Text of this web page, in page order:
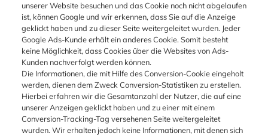
unserer Website besuchen und das Cookie noch nicht abgelaufen
ist, können Google und wir erkennen, dass Sie auf die Anzeige
geklickt haben und zu dieser Seite weitergeleitet wurden. Jeder
Google Ads-Kunde erhält ein anderes Cookie. Somit besteht
keine Möglichkeit, dass Cookies über die Websites von Ads-
Kunden nachverfolgt werden können.
Die Informationen, die mit Hilfe des Conversion-Cookie eingeholt
werden, dienen dem Zweck Conversion-Statistiken zu erstellen.
Hierbei erfahren wir die Gesamtanzahl der Nutzer, die auf eine
unserer Anzeigen geklickt haben und zu einer mit einem
Conversion-Tracking-Tag versehenen Seite weitergeleitet
wurden. Wir erhalten jedoch keine Informationen, mit denen sich